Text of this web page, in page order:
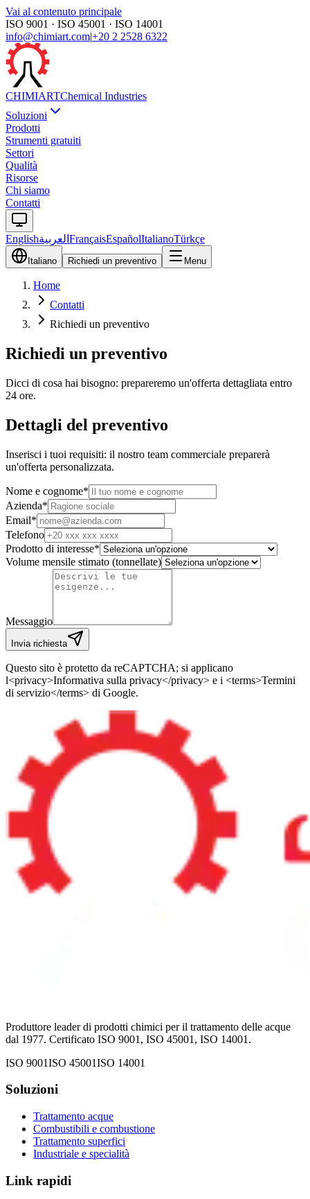
Vai al contenuto principale
ISO 9001 · ISO 45001 · ISO 14001
info@chimiart.com|+20 2 2528 6322
CHIMIARTChemical Industries
Soluzioni
Prodotti
Strumenti gratuiti
Settori
Qualità
Risorse
Chi siamo
Contatti
Englishالعربية FrançaisEspañolItalianoTürkçe
Italiano Richiedi un preventivo Menu
Home
Contatti
Richiedi un preventivo
Richiedi un preventivo
Dicci di cosa hai bisogno: prepareremo un'offerta dettagliata entro
24 ore.
Dettagli del preventivo
Inserisci i tuoi requisiti: il nostro team commerciale preparerà
un'offerta personalizzata.
Nome e cognome*
Azienda*
Email*
Telefono
Prodotto di interesse*
Volume mensile stimato (tonnellate)
Messaggio
Invia richiesta
Questo sito è protetto da reCAPTCHA; si applicano
l<privacy>Informativa sulla privacy</privacy> e i <terms>Termini
di servizio</terms> di Google.
Produttore leader di prodotti chimici per il trattamento delle acque
dal 1977. Certificato ISO 9001, ISO 45001, ISO 14001.
ISO 9001ISO 45001ISO 14001
Soluzioni
Trattamento acque
Combustibili e combustione
Trattamento superfici
Industriale e specialità
Link rapidi